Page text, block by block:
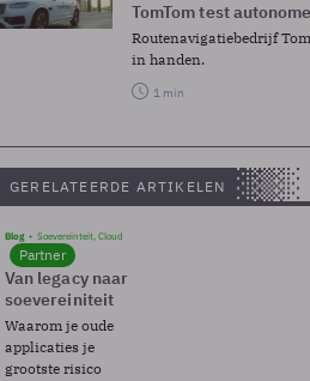
TomTom test
Routenavigatiebedrijf
in handen.
1 min
GERELATEERDE ARTIKELEN
Blog Soevereinteit, Cloud
Partner
Van legacy naar
soevereiniteit
Waarom je oude
applicaties je
grootste risico